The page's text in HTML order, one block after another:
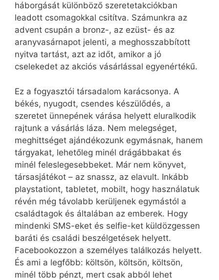
háborgását különböző szeretetakciókban
leadott csomagokkal csitítva. Számunkra az
advent csupán a bronz-, az ezüst- és az
aranyvasárnapot jelenti, a meghosszabbított
nyitva tartást, azt az időt, amikor a jó
cselekedet az akciós vásárlással egyenértékű.
Ez a fogyasztói társadalom karácsonya. A
békés, nyugodt, csendes készülődés, a
szeretet ünnepének várása helyett eluralkodik
rajtunk a vásárlás láza. Nem melegséget,
meghittséget ajándékozunk egymásnak, hanem
tárgyakat, lehetőleg minél drágábbakat és
minél feleslegesebbeket. Már nem könyvet,
társasjátékot – az snassz, az elavult. Inkább
playstationt, tabletet, mobilt, hogy használatuk
révén még távolabb kerüljenek egymástól a
családtagok és általában az emberek. Hogy
mindenki SMS-eket és selfie-ket küldözgessen
baráti és családi beszélgetések helyett.
Facebookozzon a személyes találkozás helyett.
És ami a legfőbb: költsön, költsön, költsön,
minél több pénzt, mert csak abból lehet